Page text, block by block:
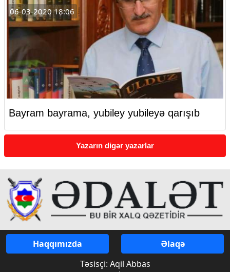
06-03-2020 18:06
Bayram bayrama, yubiley yubileyə qarışıb
Yazarın digər yazarlar
Haqqımızda
Əlaqə
Təsisçi: Aqil Abbas